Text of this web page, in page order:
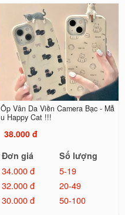
Ốp Vân Da Viền Camera Bạc - Mẫ
u Happy Cat !!!
38.000 đ
Đơn giá
Số lượng
34.000 đ
5-19
32.000 đ
20-49
30.000 đ
50-100